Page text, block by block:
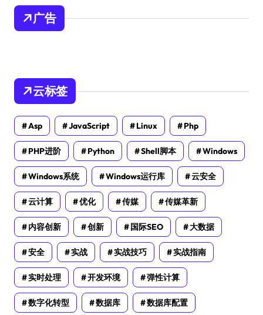
广告
云标签
Asp JavaScript Linux Php
PHP进阶 Python Shell脚本 Windows
Windows系统 Windows运行库 云安全
云计算 优化 传媒 传媒革新
内容创新 创新 国际SEO 大数据
安全 实战 实战技巧 实战指南
实时处理 开发环境 弹性计算
数字化转型 数据库 数据库配置